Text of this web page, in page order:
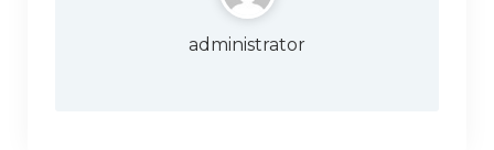
administrator